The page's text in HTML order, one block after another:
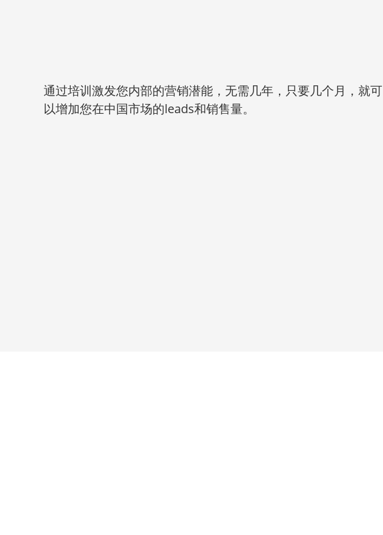
通过培训激发您内部的营销潜能，无需几年，只要几个月，就可
以增加您在中国市场的leads和销售量。